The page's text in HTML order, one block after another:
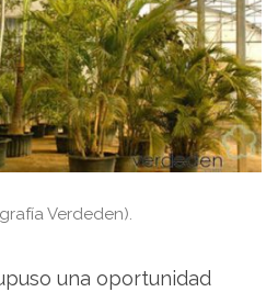
Verdeden).
una oportunidad